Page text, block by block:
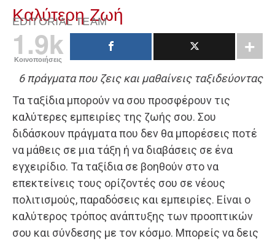
Καλύτερη Ζωή
EDITORIAL TEAM
1.9k
Κοινοποιήσεις
6 πράγματα που ζεις και μαθαίνεις ταξιδεύοντας
Τα ταξίδια μπορούν να σου προσφέρουν τις
καλύτερες εμπειρίες της ζωής σου. Σου
διδάσκουν πράγματα που δεν θα μπορέσεις ποτέ
να μάθεις σε μια τάξη ή να διαβάσεις σε ένα
εγχειρίδιο. Τα ταξίδια σε βοηθούν στο να
επεκτείνεις τους ορίζοντές σου σε νέους
πολιτισμούς, παραδόσεις και εμπειρίες. Είναι ο
καλύτερος τρόπος ανάπτυξης των προοπτικών
σου και σύνδεσης με τον κόσμο. Μπορείς να δεις